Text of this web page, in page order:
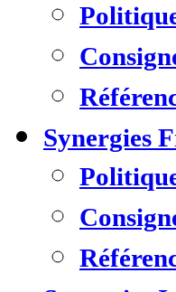
Synergies